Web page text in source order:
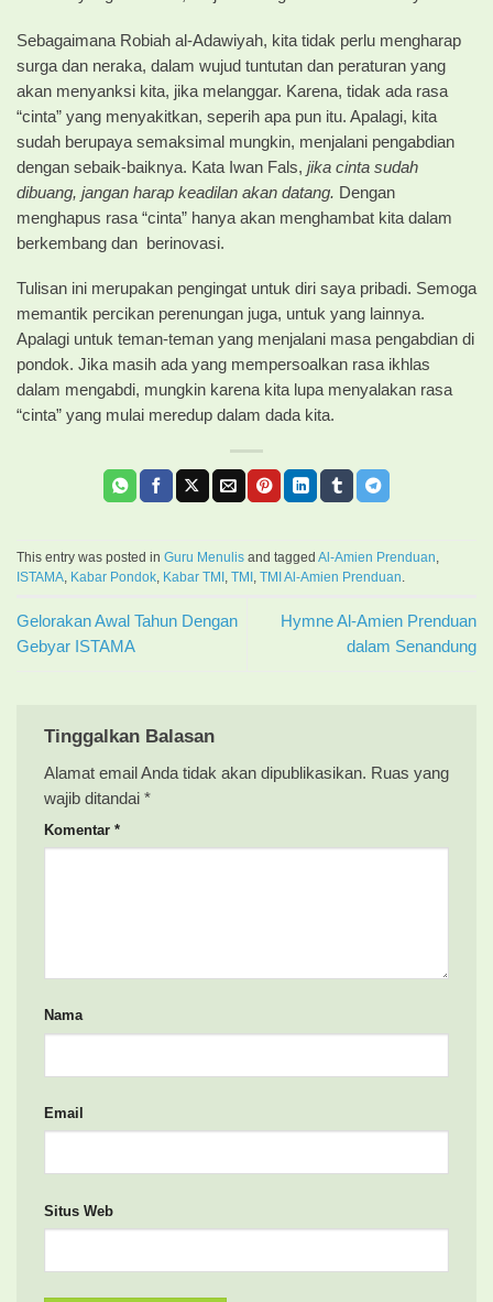
Sebagaimana Robiah al-Adawiyah, kita tidak perlu mengharap
surga dan neraka, dalam wujud tuntutan dan peraturan yang
akan menyanksi kita, jika melanggar. Karena, tidak ada rasa
“cinta” yang menyakitkan, seperih apa pun itu. Apalagi, kita
sudah berupaya semaksimal mungkin, menjalani pengabdian
dengan sebaik-baiknya. Kata Iwan Fals, jika cinta sudah
dibuang, jangan harap keadilan akan datang. Dengan
menghapus rasa “cinta” hanya akan menghambat kita dalam
berkembang dan berinovasi.
Tulisan ini merupakan pengingat untuk diri saya pribadi. Semoga
memantik percikan perenungan juga, untuk yang lainnya.
Apalagi untuk teman-teman yang menjalani masa pengabdian di
pondok. Jika masih ada yang mempersoalkan rasa ikhlas
dalam mengabdi, mungkin karena kita lupa menyalakan rasa
“cinta” yang mulai meredup dalam dada kita.
This entry was posted in Guru Menulis and tagged Al-Amien Prenduan
ISTAMA
Kabar Pondok Kabar TMI TMI TMI Al-Amien Prenduan
Gelorakan Awal Tahun Dengan
Gebyar ISTAMA
Hymne Al-Amien Prenduan
dalam Senandung
Tinggalkan Balasan
Alamat email Anda tidak akan dipublikasikan. Ruas yang
wajib ditandai *
Komentar *
Nama
Email
Situs Web